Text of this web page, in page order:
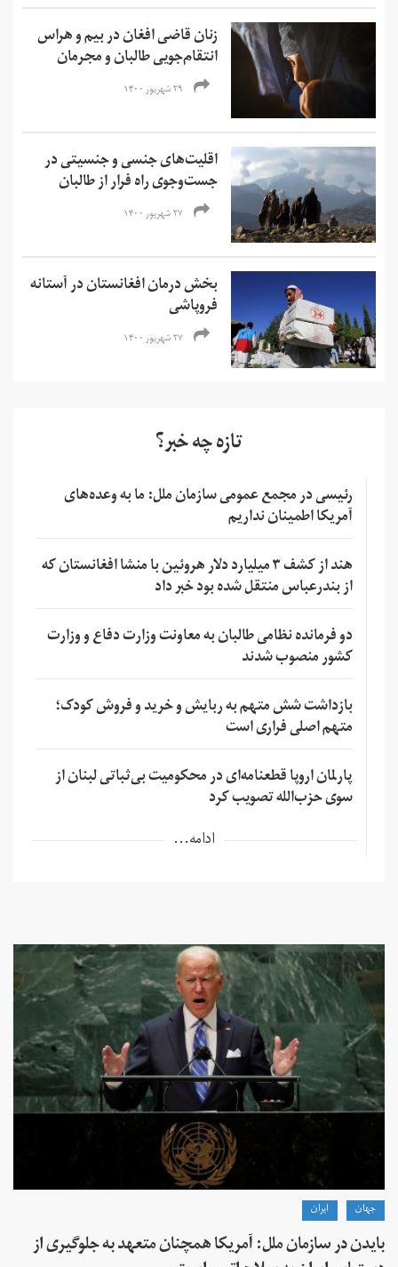
زنان قاضی افغان در بیم و هراس
انتقام‌جویی طالبان و مجرمان
۲۹ شهریور ۱۴۰۰
اقلیت‌های جنسی و جنسیتی در
جست‌و‌جوی راه فرار از طالبان
۲۷ شهریور ۱۴۰۰
بخش درمان افغانستان در آستانه
فروپاشی
۲۷ شهریور ۱۴۰۰
تازه چه خبر؟
رئیسی در مجمع عمومی سازمان ملل: ما به وعده‌های
آمریکا اطمینان نداریم
هند از کشف ۳ میلیارد دلار هروئین با منشا افغانستان که
از بندرعباس منتقل شده بود خبر داد
دو فرمانده نظامی طالبان به معاونت وزارت دفاع و وزارت
کشور منصوب شدند
بازداشت شش متهم به ربایش و خرید و فروش کودک؛
متهم اصلی فراری است
پارلمان اروپا قطعنامه‌ای در محکومیت بی‌ثباتی لبنان از
سوی حزب‌الله تصویب کرد
ادامه...
جهان ايران
بایدن در سازمان ملل: آمریکا همچنان متعهد به جلوگیری از